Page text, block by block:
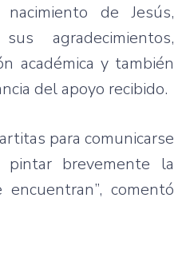
de Jesús,
agradecimientos,
académica y también
del apoyo recibido.
para comunicarse
brevemente la
comentó